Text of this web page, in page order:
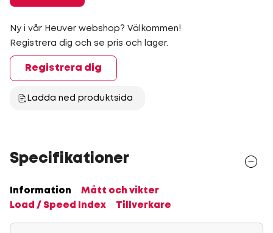
Ny i vår Heuver webshop? Välkommen!
Registrera dig och se pris och lager.
Registrera dig
Ladda ned produktsida
Specifikationer
Information
Mått och vikter
Load / Speed Index
Tillverkare